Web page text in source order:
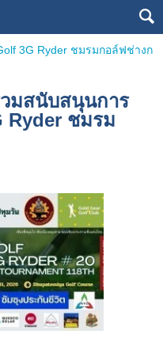
3G Ryder ชมรมกอล์ฟช่างก
มสนับสนุนการ
Ryder ชมรม